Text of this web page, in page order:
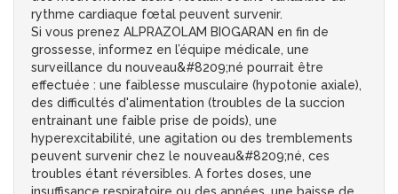
rythme cardiaque fœtal peuvent survenir.
Si vous prenez ALPRAZOLAM BIOGARAN en fin de
grossesse, informez en l’équipe médicale, une
surveillance du nouveau&#8209;né pourrait être
effectuée : une faiblesse musculaire (hypotonie axiale),
des difficultés d'alimentation (troubles de la succion
entrainant une faible prise de poids), une
hyperexcitabilité, une agitation ou des tremblements
peuvent survenir chez le nouveau&#8209;né, ces
troubles étant réversibles. A fortes doses, une